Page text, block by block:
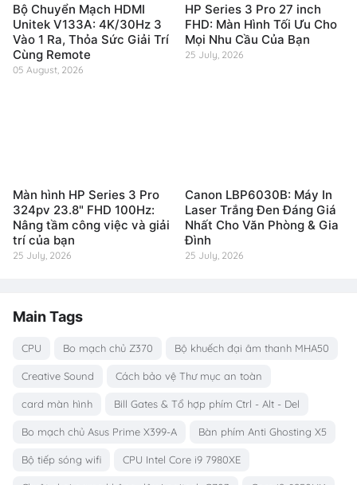
Bộ Chuyển Mạch HDMI
Unitek V133A: 4K/30Hz 3
Vào 1 Ra, Thỏa Sức Giải Trí
Cùng Remote
05 August, 2026
HP Series 3 Pro 27 inch
FHD: Màn Hình Tối Ưu Cho
Mọi Nhu Cầu Của Bạn
25 July, 2026
Màn hình HP Series 3 Pro
324pv 23.8" FHD 100Hz:
Nâng tầm công việc và giải
trí của bạn
25 July, 2026
Canon LBP6030B: Máy In
Laser Trắng Đen Đáng Giá
Nhất Cho Văn Phòng & Gia
Đình
25 July, 2026
Main Tags
CPU Bo mạch chủ Z370 Bộ khuếch đại âm thanh MHA50
Creative Sound Cách bảo vệ Thư mục an toàn
card màn hình Bill Gates & Tổ hợp phím Ctrl - Alt - Del
Bo mạch chủ Asus Prime X399-A Bàn phím Anti Ghosting X5
Bộ tiếp sóng wifi CPU Intel Core i9 7980XE